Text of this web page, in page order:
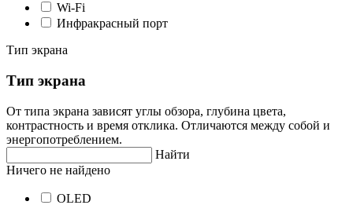
Wi-Fi
Инфракрасный порт
Тип экрана
Тип экрана
От типа экрана зависят углы обзора, глубина цвета,
контрастность и время отклика. Отличаются между собой и
энергопотреблением.
Найти
Ничего не найдено
OLED